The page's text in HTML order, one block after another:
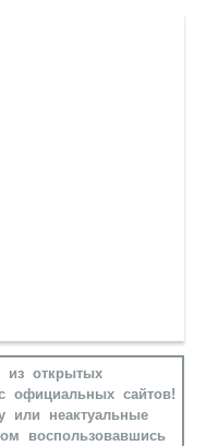
из открытых
официальных сайтов!
неактуальные
воспользовавшись